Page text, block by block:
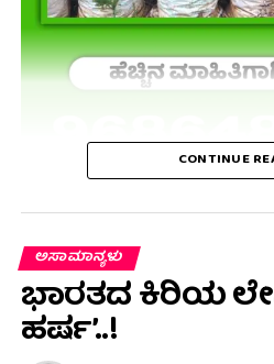
CONTINUE
ಅಸಾಮಾನ್ಯಳು
ಭಾರತದ ಕಿರಿಯ
ಹರ್ಷ’..!